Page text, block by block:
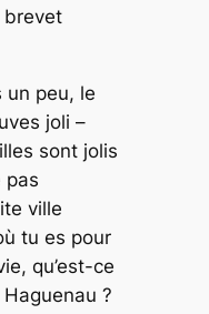
brevet
un peu, le
joli –
sont jolis
pas
ville
tu es pour
qu’est-ce
?